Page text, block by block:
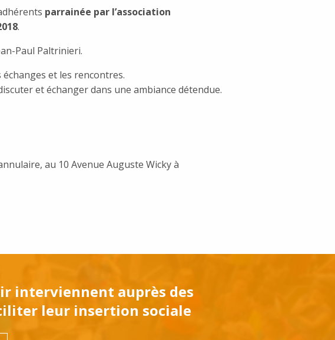
parrainée par l’association
.
par Jean-Paul Paltrinieri.
et les rencontres.
et échanger dans une ambiance détendue.
au 10 Avenue Auguste Wicky à
interviennent auprès des
leur insertion sociale